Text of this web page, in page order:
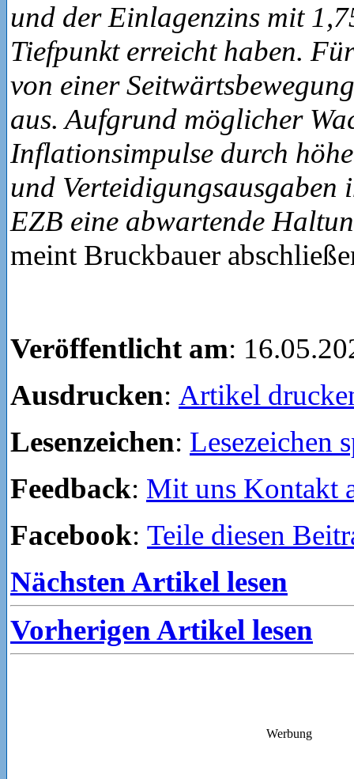
und der Einlagenzins mit
Tiefpunkt erreicht haben.
von einer
aus. Aufgrund möglicher
Inflationsimpulse durch
und
EZB eine abwartende
meint Bruckbauer
Veröffentlicht am:
Ausdrucken: Artikel
Lesenzeichen: Lesezeichen
Feedback: Mit uns Kontakt
Facebook: Teile diesen
Nächsten Artikel lesen
Vorherigen Artikel lesen
Werbung